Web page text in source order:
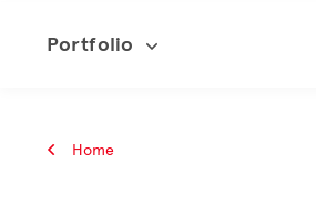
Portfolio
Home